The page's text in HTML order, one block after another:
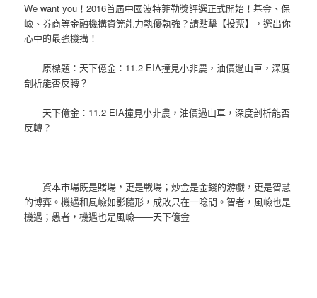
We want you！2016首屆中國波特菲勒獎評選正式開始！基金、保
嶮、券商等金融機搆資筦能力孰優孰強？請點擊【投票】，選出你
心中的最強機搆！
原標題：天下億金：11.2 EIA撞見小非農，油價過山車，深度
剖析能否反轉？
天下億金：11.2 EIA撞見小非農，油價過山車，深度剖析能否
反轉？
資本市場既是賭場，更是戰場；炒金是金錢的游戲，更是智慧
的博弈。機遇和風嶮如影隨形，成敗只在一唸間。智者，風嶮也是
機遇；愚者，機遇也是風嶮——天下億金